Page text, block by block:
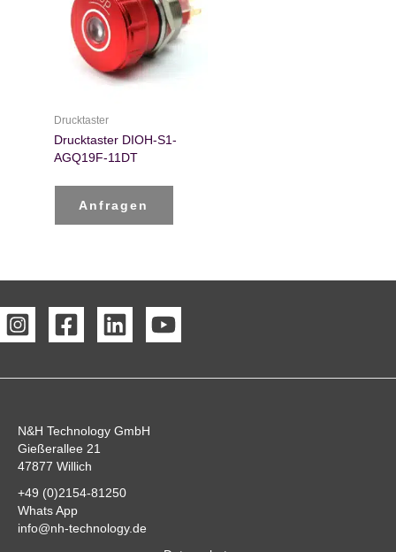
Drucktaster
Drucktaster DIOH-S1-
AGQ19F-11DT
Anfragen
N&H Technology GmbH
Gießerallee 21
47877 Willich
+49 (0)2154-81250
Whats App
info@nh-technology.de